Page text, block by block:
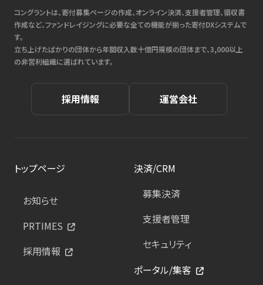
コングラントは、寄付募集ページの作成、オンライン決済、支援者管理、領収書
作成など、ファンドレイジングに必要な全ての機能が揃った寄付DXシステムで
す。
立ち上げたばかりの団体から年間収入数十億円規模の団体まで、3,000以上
の非営利組織に選ばれています。
採用情報 運営会社
トップページ
お知らせ
PRTIMES
採用情報
決済/CRM
募集決済
支援者管理
セキュリティ
ポータル/集客